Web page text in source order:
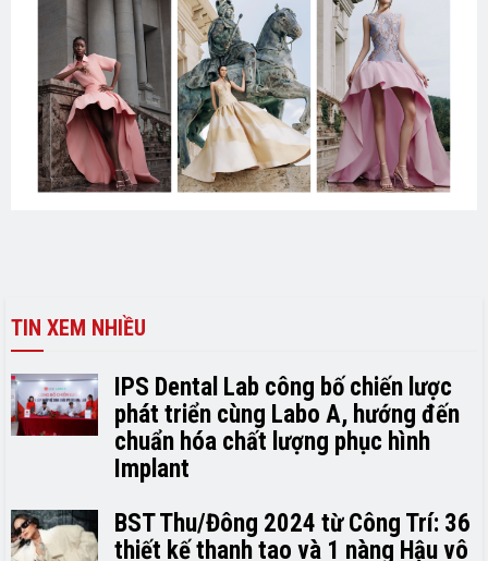
TIN XEM NHIỀU
IPS Dental Lab công bố chiến lược
phát triển cùng Labo A, hướng đến
chuẩn hóa chất lượng phục hình
Implant
BST Thu/Đông 2024 từ Công Trí: 36
thiết kế thanh tao và 1 nàng Hậu vô